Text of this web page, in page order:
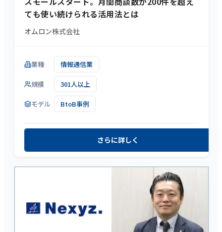
ても使い続けられる活用法とは
オムロン株式会社
業種 情報通信業
規模 301人以上
モデル BtoB事例
さらに詳しく